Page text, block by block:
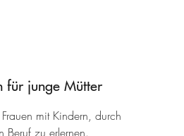
für junge Mütter
mit Kindern, durch
Beruf zu erlernen.